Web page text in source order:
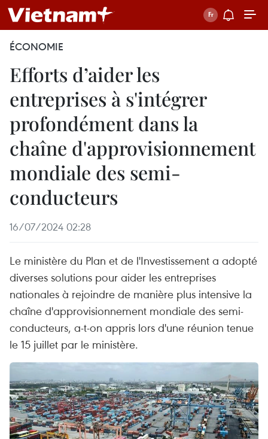
ÉCONOMIE
Efforts d’aider les
entreprises à s'intégrer
profondément dans la
chaîne d'approvisionnement
mondiale des semi-
conducteurs
16/07/2024 02:28
Le ministère du Plan et de l'Investissement a adopté
diverses solutions pour aider les entreprises
nationales à rejoindre de manière plus intensive la
chaîne d'approvisionnement mondiale des semi-
conducteurs, a-t-on appris lors d'une réunion tenue
le 15 juillet par le ministère.